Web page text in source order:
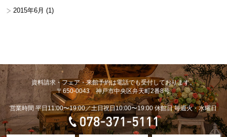
2015年6月 (1)
資料請求・フェア・来館予約は電話でも受付しております。
〒650-0043 神戸市中央区弁天町2番8号
営業時間 平日11:00〜19:00／土日祝日10:00〜19:00 休館日 毎週火・水曜日